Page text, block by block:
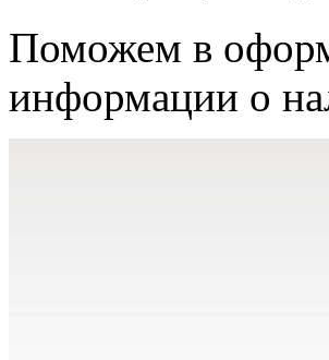
Поможем в
информации о